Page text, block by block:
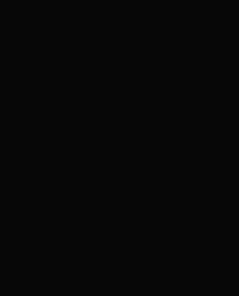
Azionisti del 30